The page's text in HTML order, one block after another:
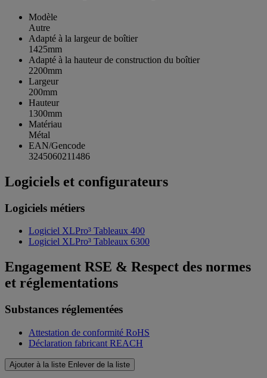
Modèle
Autre
Adapté à la largeur de boîtier
1425mm
Adapté à la hauteur de construction du boîtier
2200mm
Largeur
200mm
Hauteur
1300mm
Matériau
Métal
EAN/Gencode
3245060211486
Logiciels et configurateurs
Logiciels métiers
Logiciel XLPro³ Tableaux 400
Logiciel XLPro³ Tableaux 6300
Engagement RSE & Respect des normes
et réglementations
Substances réglementées
Attestation de conformité RoHS
Déclaration fabricant REACH
Ajouter à la liste Enlever de la liste